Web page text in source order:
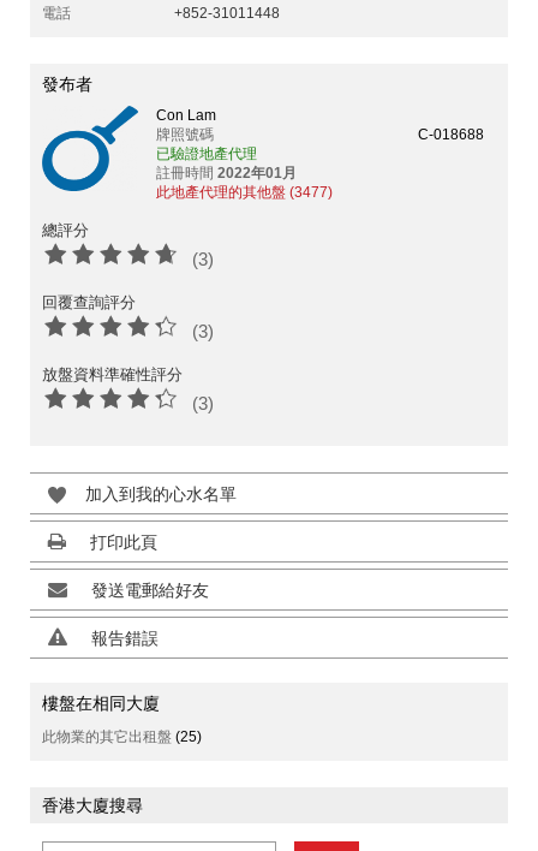
電話
+852-31011448
發布者
Con Lam
牌照號碼
C-018688
已驗證地產代理
註冊時間 2022年01月
此地產代理的其他盤 (3477)
總評分
(3)
回覆查詢評分
(3)
放盤資料準確性評分
(3)
加入到我的心水名單
打印此頁
發送電郵給好友
報告錯誤
樓盤在相同大廈
此物業的其它出租盤 (25)
香港大廈搜尋